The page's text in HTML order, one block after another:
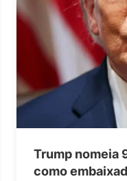
Trump nomeia
como